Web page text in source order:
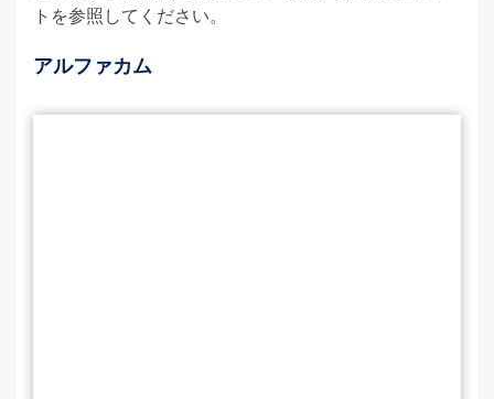
トを参照してください。
アルファカム